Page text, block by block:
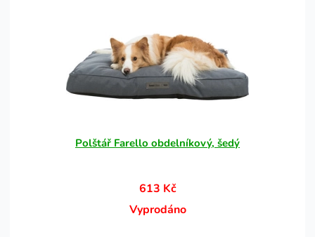
Polštář Farello obdelníkový, šedý
613 Kč
Vyprodáno